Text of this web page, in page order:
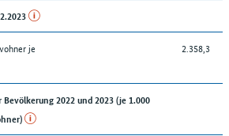
je
2.358,3
2022 und 2023 (je 1.000